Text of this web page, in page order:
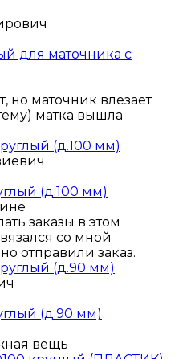
для маточника с
но маточник влезает
матка вышла
(д.100 мм)
заказы в этом
со мной
отправили заказ.
(д.90 мм)
вещь